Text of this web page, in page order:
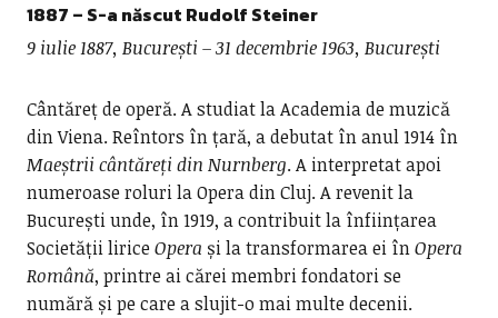
1887 – S-a născut Rudolf Steiner
9 iulie 1887, București – 31 decembrie 1963, București
Cântăreț de operă. A studiat la Academia de muzică
din Viena. Reîntors în țară, a debutat în anul 1914 în
Maeștrii cântăreți din Nurnberg. A interpretat apoi
numeroase roluri la Opera din Cluj. A revenit la
București unde, în 1919, a contribuit la înființarea
Societății liriceOpera și la transformarea ei înOpera
Română, printre ai cărei membri fondatori se
numără și pe care a slujit-o mai multe decenii.